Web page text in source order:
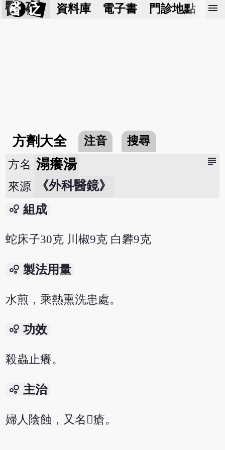
醫 砭 資料庫 電子書 門診地點 預
menu
方劑大全 注音 搜尋
subject
方名 溻癢湯
來源 《外科醫鏡》
bubble_chart 組成
蛇床子30克 川椒9克 白礬9克
bubble_chart 製法用量
水煎，乘熱熏洗患處。
bubble_chart 功效
殺蟲止癢。
bubble_chart 主治
婦人陰蝕，又名瘡。